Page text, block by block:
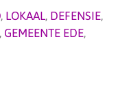
, LOKAAL, DEFENSIE,
, GEMEENTE EDE,